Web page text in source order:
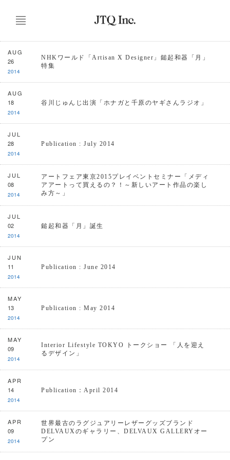
AUG
26
2014
NHKワールド「Artisan X Designer」鎚起和器「月」
特集
AUG
18
2014
谷川じゅんじ出演「ホナガと千原のヤギさんラジオ」
JUL
28
2014
Publication : July 2014
JUL
08
2014
アートフェア東京2015プレイベントセミナー「メディ
アアートって買えるの？！～新しいアート作品の楽し
み方～」
JUL
02
2014
鎚起和器「月」誕生
JUN
11
2014
Publication : June 2014
MAY
13
2014
Publication : May 2014
MAY
09
2014
Interior Lifestyle TOKYO トークショー 「人を迎え
るデザイン」
APR
14
2014
Publication：April 2014
APR
09
2014
世界最古のラグジュアリーレザーグッズブランド
DELVAUXのギャラリー、DELVAUX GALLERYオー
プン